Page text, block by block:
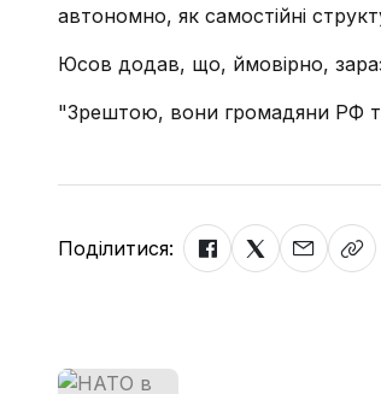
автономно, як самостійні
Юсов додав, що, ймовірно,
"Зрештою, вони громадяни РФ
Поділитися: